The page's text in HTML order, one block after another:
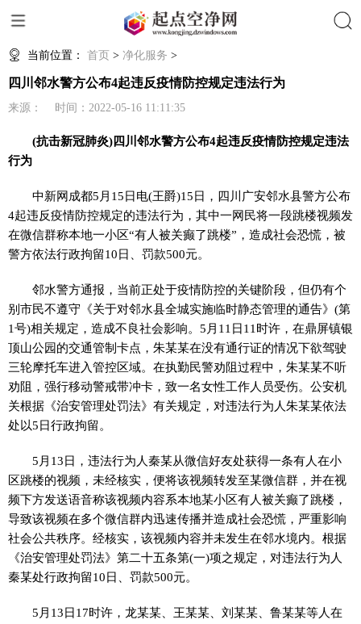
当前位置： 首页 > 净化服务 >
四川邻水警方公布4起违反疫情防控规定违法行为
来源： 时间：2022-05-16 11:11:35
(抗击新冠肺炎)四川邻水警方公布4起违反疫情防控规定违法
行为
中新网成都5月15日电(王爵)15日，四川广安邻水县警方公布
4起违反疫情防控规定的违法行为，其中一网民将一段跳楼视频发
在微信群称本地一小区“有人被关癫了跳楼”，造成社会恐慌，被
警方依法行政拘留10日、罚款500元。
邻水警方通报，当前正处于疫情防控的关键阶段，但仍有个
别市民不遵守《关于对邻水县全城实施临时静态管理的通告》(第
1号)相关规定，造成不良社会影响。5月11日11时许，在鼎屏镇银
顶山公园的交通管制卡点，朱某某在没有通行证的情况下欲驾驶
三轮摩托车进入管控区域。在执勤民警劝阻过程中，朱某某不听
劝阻，强行移动警戒带冲卡，致一名女性工作人员受伤。公安机
关根据《治安管理处罚法》有关规定，对违法行为人朱某某依法
处以5日行政拘留。
5月13日，违法行为人秦某从微信好友处获得一条有人在小
区跳楼的视频，未经核实，便将该视频转发至某微信群，并在视
频下方发送语音称该视频内容系本地某小区有人被关癫了跳楼，
导致该视频在多个微信群内迅速传播并造成社会恐慌，严重影响
社会公共秩序。经核实，该视频内容并未发生在邻水境内。根据
《治安管理处罚法》第二十五条第(一)项之规定，对违法行为人
秦某处行政拘留10日、罚款500元。
5月13日17时许，龙某某、王某某、刘某某、鲁某某等人在